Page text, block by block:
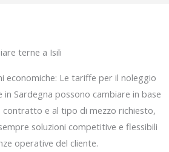
terne a Isili
economiche: Le tariffe per il noleggio
Sardegna possono cambiare in base
contratto e al tipo di mezzo richiesto,
soluzioni competitive e flessibili
operative del cliente.